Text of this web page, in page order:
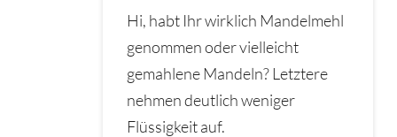
Hi, habt Ihr wirklich Mandelmehl
genommen oder vielleicht
gemahlene Mandeln? Letztere
nehmen deutlich weniger
Flüssigkeit auf.